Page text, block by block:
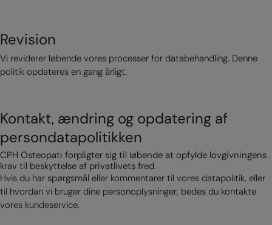
Revision
Vi reviderer løbende vores processer for databehandling. Denne
politik opdateres en gang årligt.
Kontakt, ændring og opdatering af
persondatapolitikken
CPH Osteopati forpligter sig til løbende at opfylde lovgivningens
krav til beskyttelse af privatlivets fred.
Hvis du har spørgsmål eller kommentarer til vores datapolitik, eller
til hvordan vi bruger dine personoplysninger, bedes du kontakte
vores kundeservice.